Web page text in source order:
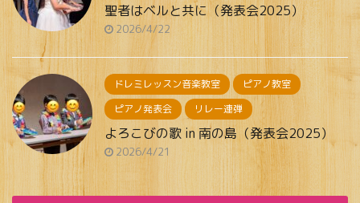
聖者はベルと共に（発表会2025）
2026/4/22
ドレミレッスン音楽教室
ピアノ教室
ピアノ発表会
リレー連弾
よろこびの歌 in 南の島（発表会2025）
2026/4/21